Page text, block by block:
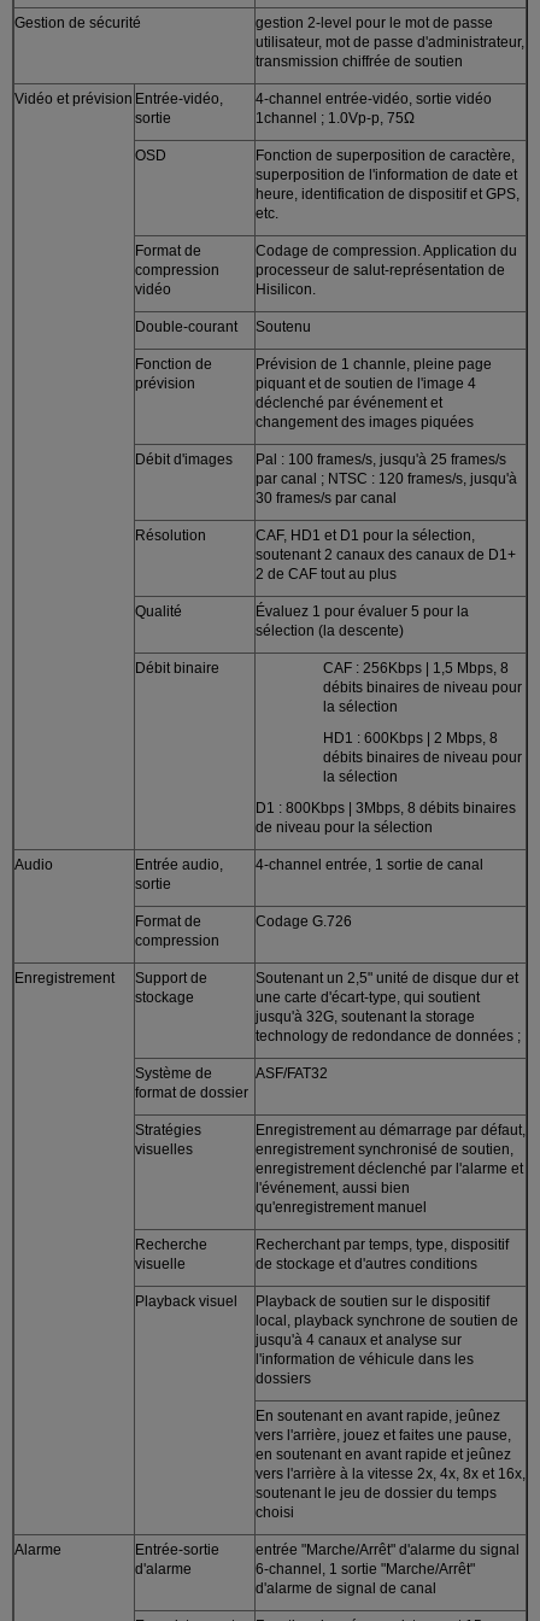
Gestion de sécurité
gestion 2-level pour le mot de passe
utilisateur, mot de passe d'administrateur,
transmission chiffrée de soutien
Vidéo et prévision Entrée-vidéo,
sortie
4-channel entrée-vidéo, sortie vidéo
1channel ; 1.0Vp-p, 75Ω
OSD
Fonction de superposition de caractère,
superposition de l'information de date et
heure, identification de dispositif et GPS,
etc.
Format de
compression
vidéo
Codage de compression. Application du
processeur de salut-représentation de
Hisilicon.
Double-courant Soutenu
Fonction de
prévision
Prévision de 1 channle, pleine page
piquant et de soutien de l'image 4
déclenché par événement et
changement des images piquées
Débit d'images
Pal : 100 frames/s, jusqu'à 25 frames/s
par canal ; NTSC : 120 frames/s, jusqu'à
30 frames/s par canal
Résolution
CAF, HD1 et D1 pour la sélection,
soutenant 2 canaux des canaux de D1+
2 de CAF tout au plus
Qualité
Évaluez 1 pour évaluer 5 pour la
sélection (la descente)
Débit binaire
CAF : 256Kbps | 1,5 Mbps, 8
débits binaires de niveau pour
la sélection
HD1 : 600Kbps | 2 Mbps, 8
débits binaires de niveau pour
la sélection
D1 : 800Kbps | 3Mbps, 8 débits binaires
de niveau pour la sélection
Audio
Entrée audio,
sortie
4-channel entrée, 1 sortie de canal
Format de
compression
Codage G.726
Enregistrement
Support de
stockage
Soutenant un 2,5" unité de disque dur et
une carte d'écart-type, qui soutient
jusqu'à 32G, soutenant la storage
technology de redondance de données ;
Système de
format de dossier
ASF/FAT32
Stratégies
visuelles
Enregistrement au démarrage par défaut,
enregistrement synchronisé de soutien,
enregistrement déclenché par l'alarme et
l'événement, aussi bien
qu'enregistrement manuel
Recherche
visuelle
Recherchant par temps, type, dispositif
de stockage et d'autres conditions
Playback visuel
Playback de soutien sur le dispositif
local, playback synchrone de soutien de
jusqu'à 4 canaux et analyse sur
l'information de véhicule dans les
dossiers
En soutenant en avant rapide, jeûnez
vers l'arrière, jouez et faites une pause,
en soutenant en avant rapide et jeûnez
vers l'arrière à la vitesse 2x, 4x, 8x et 16x,
soutenant le jeu de dossier du temps
choisi
Alarme
Entrée-sortie
d'alarme
entrée "Marche/Arrêt" d'alarme du signal
6-channel, 1 sortie "Marche/Arrêt"
d'alarme de signal de canal